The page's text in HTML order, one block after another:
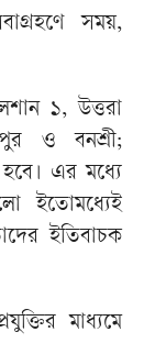
সময়,
১, উত্তরা
ও বনশ্রী;
এর মধ্যে
ইতোমধ্যেই
ইতিবাচক
মাধ্যমে